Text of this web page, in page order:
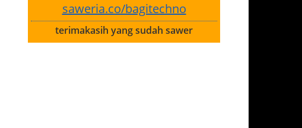
saweria.co/bagitechno
terimakasih yang sudah sawer